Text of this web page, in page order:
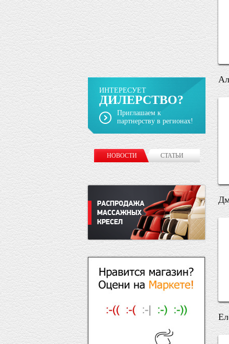
ИНТЕРЕСУЕТ
ДИЛЕРСТВО?
Приглашаем к
партнерству в регионах!
НОВОСТИ СТАТЬИ